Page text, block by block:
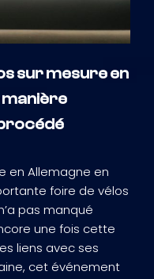
sur mesure en
manière
en Allemagne en
foire de vélos
pas manqué
une fois cette
liens avec ses
cet événement